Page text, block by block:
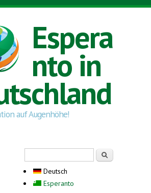
Espera
nto in
auf Augenhöhe!
Deutsch
Esperanto